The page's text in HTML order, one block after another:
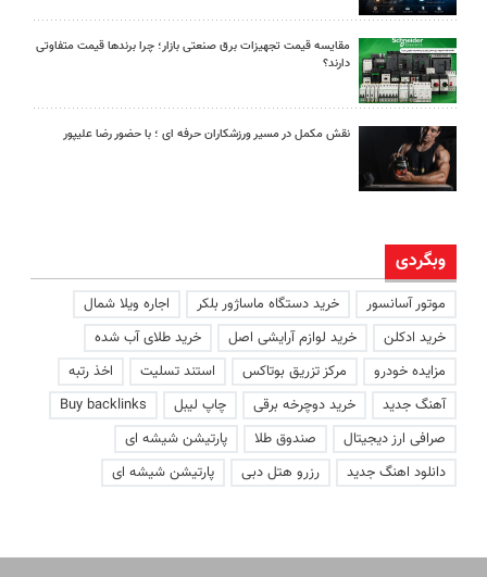
مقایسه قیمت تجهیزات برق صنعتی بازار؛ چرا برندها قیمت متفاوتی
دارند؟
نقش مکمل در مسیر ورزشکاران حرفه ای ؛ با حضور رضا علیپور
وبگردی
موتور آسانسور خرید دستگاه ماساژور بلکر
اجاره ویلا شمال
خرید ادکلن
خرید لوازم آرایشی اصل
خرید طلای آب شده
مزایده خودرو
مرکز تزریق بوتاکس استند تسلیت
اخذ رتبه
آهنگ جدید
خرید دوچرخه برقی چاپ لیبل
Buy backlinks
صرافی ارز دیجیتال
صندوق طلا
پارتیشن شیشه ای
دانلود اهنگ جدید
رزرو هتل دبی پارتیشن شیشه ای